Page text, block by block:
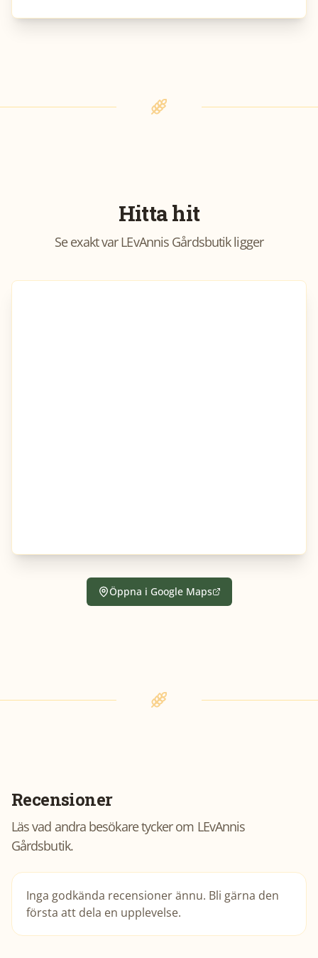
Hitta hit
Se exakt varLEvAnnis Gårdsbutikligger
Öppna i Google Maps
Recensioner
Läs vad andra besökare tycker om LEvAnnis
Gårdsbutik.
Inga godkända recensioner ännu. Bli gärna den
första att dela en upplevelse.